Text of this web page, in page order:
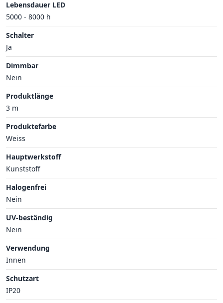
Lebensdauer LED
5000 - 8000 h
Schalter
Ja
Dimmbar
Nein
Produktlänge
3 m
Produktefarbe
Weiss
Hauptwerkstoff
Kunststoff
Halogenfrei
Nein
UV-beständig
Nein
Verwendung
Innen
Schutzart
IP20